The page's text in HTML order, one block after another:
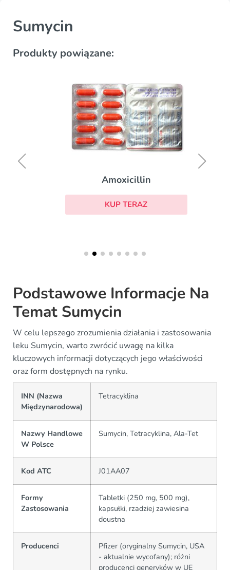
Sumycin
Produkty powiązane:
Amoxicillin
KUP TERAZ
Podstawowe Informacje Na
Temat Sumycin
W celu lepszego zrozumienia działania i zastosowania
leku Sumycin, warto zwrócić uwagę na kilka
kluczowych informacji dotyczących jego właściwości
oraz form dostępnych na rynku.
INN (Nazwa
Międzynarodowa)
Tetracyklina
Nazwy Handlowe
W Polsce
Sumycin, Tetracyklina, Ala-Tet
Kod ATC J01AA07
Formy
Zastosowania
Tabletki (250 mg, 500 mg),
kapsułki, rzadziej zawiesina
doustna
Producenci
Pfizer (oryginalny Sumycin, USA
- aktualnie wycofany); różni
producenci generyków w UE